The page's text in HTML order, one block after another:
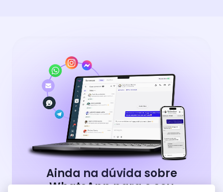
Ainda na dúvida sobre
WhatsApp para o seu